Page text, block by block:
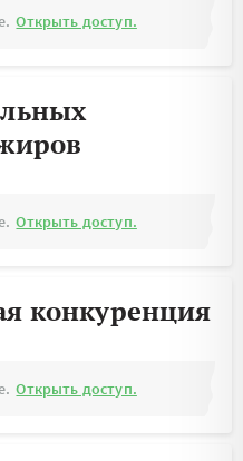
Открыть доступ.
Открыть доступ.
конкуренция
Открыть доступ.